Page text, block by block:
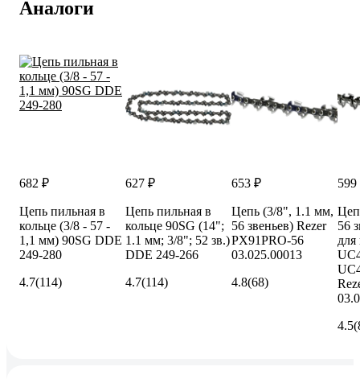
Аналоги
682 ₽
Цепь пильная в
кольце (3/8 - 57 -
1,1 мм) 90SG DDE
249-280
4.7(114)
627 ₽
Цепь пильная в
кольце 90SG (14";
1.1 мм; 3/8"; 52 зв.)
DDE 249-266
4.7(114)
653 ₽
Цепь (3/8", 1.1 мм,
56 звеньев) Rezer
PX91PRO-56
03.025.00013
4.8(68)
599
56
4.5